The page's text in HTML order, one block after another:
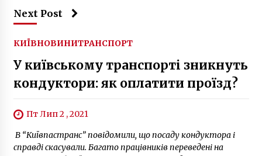
Next Post
КИЇВНОВИНИТРАНСПОРТ
У київському транспорті зникнуть
кондуктори: як оплатити проїзд?
Пт Лип 2 , 2021
В “Київпастранс” повідомили, що посаду кондуктора і
справді скасували. Багато працівників переведені на